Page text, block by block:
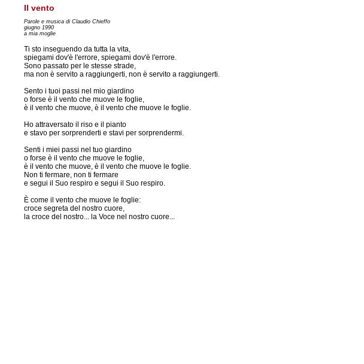
Il vento
Parole e musica di Claudio Chieffo
giugno 1990
a mia moglie
Ti sto inseguendo da tutta la vita,
spiegami dov'è l'errore, spiegami dov'è l'errore.
Sono passato per le stesse strade,
ma non è servito a raggiungerti, non è servito a raggiungerti.
Sento i tuoi passi nel mio giardino
o forse è il vento che muove le foglie,
è il vento che muove, è il vento che muove le foglie.
Ho attraversato il riso e il pianto
e stavo per sorprenderti e stavi per sorprendermi.
Senti i miei passi nel tuo giardino
o forse è il vento che muove le foglie,
è il vento che muove, è il vento che muove le foglie.
Non ti fermare, non ti fermare
e segui il Suo respiro e segui il Suo respiro.
È come il vento che muove le foglie:
croce segreta del nostro cuore,
la croce del nostro... la Voce nel nostro cuore...